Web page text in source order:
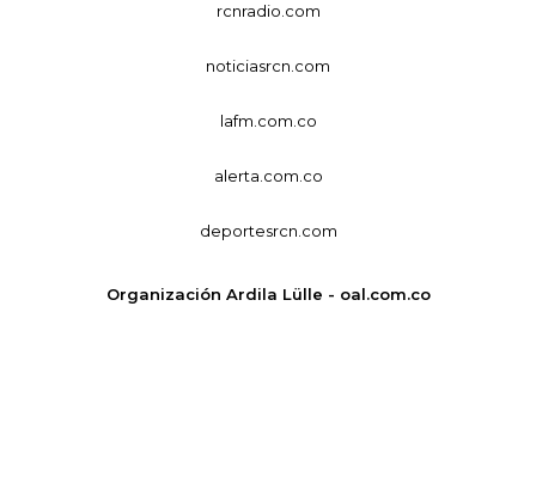
rcnradio.com
noticiasrcn.com
lafm.com.co
alerta.com.co
deportesrcn.com
Organización Ardila Lülle - oal.com.co